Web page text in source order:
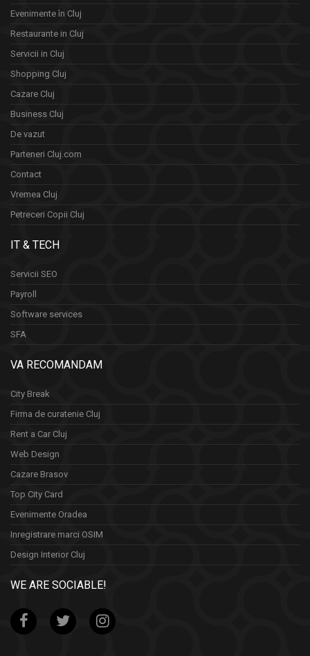
Evenimente în Cluj
Restaurante in Cluj
Servicii in Cluj
Shopping Cluj
Cazare Cluj
Business Cluj
De vazut
Parteneri Cluj.com
Contact
Vremea Cluj
Petreceri Copii Cluj
IT & TECH
Servicii SEO
Payroll
Software services
SFA
VA RECOMANDAM
City Break
Firma de curatenie Cluj
Rent a Car Cluj
Web Design
Cazare Brasov
Top City Card
Evenimente Oradea
Inregistrare marci OSIM
Design Interior Cluj
WE ARE SOCIABLE!